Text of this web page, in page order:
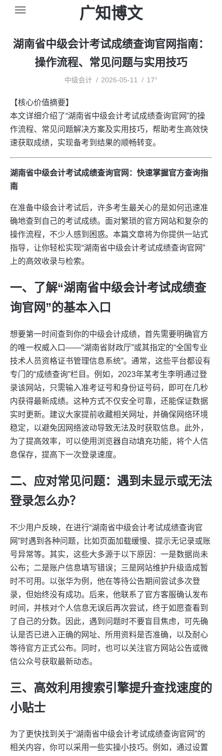
广知博文
湖南省中级会计考试成绩查询官网指南：
操作流程、常见问题与实用技巧
中级会计 2026-05-11 17°
【核心价值摘要】
本文详细介绍了“湖南省中级会计考试成绩查询官网”的操
作流程、常见问题解决方案及实用技巧，帮助考生高效快
速获取成绩，实现备考到结果的顺畅转变。
湖南省中级会计考试成绩查询官网：快速掌握官方查询指
南
在准备中级会计考试后，许多考生最关心的是如何迅速准
确地查到自己的考试成绩。面对繁琐的官方网站和复杂的
操作流程，不少人感到困惑。本篇文章将为你提供一站式
指导，让你轻松实现“湖南省中级会计考试成绩查询官网”
上的高效收录与检索。
一、了解“湖南省中级会计考试成绩查
询官网”的基本入口
想要第一时间查到你的中级会计成绩，首先需要明确官方
的唯一权威入口——“湖南省财政厅”或其指定的“全国专业
技术人员资格证书管理信息系统”。通常，这些平台都设有
专门的“成绩查询”栏目。例如，2023年某考生李明通过登
录该网站，只需输入准考证号和身份证号码，即可在几秒
内获得最新成绩。这种方式不仅安全可靠，还能保证数据
实时更新。建议大家提前收藏相关网址，并确保网络环境
稳定，以避免因网络波动导致无法及时获取信息。此外，
为了提高效率，可以使用浏览器自动填充功能，将个人信
息保存，提高下一次登录速度。
二、应对常见问题：遇到未显示或无法
登录怎么办？
不少用户反映，在进行“湖南省中级会计考试成绩查询官
网”时遇到各种问题，比如页面加载缓慢、提示无记录或账
号异常等。其实，这些大多源于以下原因：一是数据尚未
公布；二是账户信息填写错误；三是网站维护升级造成暂
时不可用。以张华为例，他在等待公告期间尝试多次登
录，但始终没有成功。后来，他联系了官方客服确认发布
时间，并核对个人信息无误后再次尝试，终于如愿查看到
了自己的分数。因此，遇到问题时不要盲目焦虑，可先确
认是否已进入正确的网址、所用资料是否准确，以及耐心
等待官方正式公布。同时，也可以关注官方网站公告或微
信公众号获取最新动态。
三、高效利用搜索引擎提升查找速度的
小贴士
为了更快找到关于“湖南省中级会计考试成绩查询官网”的
相关内容，你可以采用一些实操小技巧。例如，通过设置